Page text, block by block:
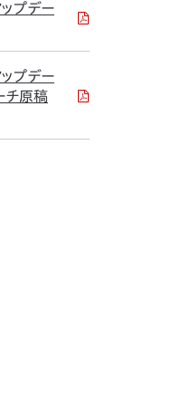
プデー
プデー
チ原稿